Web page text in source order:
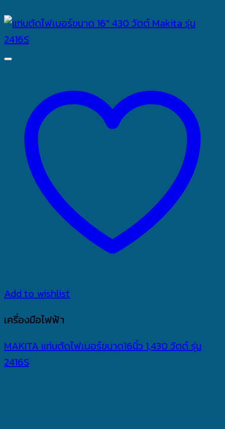
Add to wishlist
เครื่องมือไฟฟ้า
MAKITA แท่นตัดไฟเบอร์ขนาด16นิ้ว 1,430 วัตต์ รุ่น
2416S